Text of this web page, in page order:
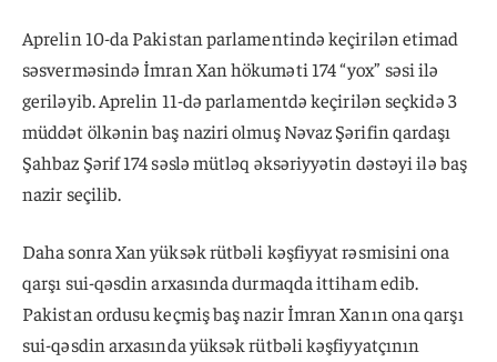
Aprelin 10-da Pakistan parlamentində keçirilən etimad
səsverməsində İmran Xan hökuməti 174 “yox” səsi ilə
geriləyib. Aprelin 11-də parlamentdə keçirilən seçkidə 3
müddət ölkənin baş naziri olmuş Nəvaz Şərifin qardaşı
Şahbaz Şərif 174 səslə mütləq əksəriyyətin dəstəyi ilə baş
nazir seçilib.
Daha sonra Xan yüksək rütbəli kəşfiyyat rəsmisini ona
qarşı sui-qəsdin arxasında durmaqda ittiham edib.
Pakistan ordusu keçmiş baş nazir İmran Xanın ona qarşı
sui-qəsdin arxasında yüksək rütbəli kəşfiyyatçının